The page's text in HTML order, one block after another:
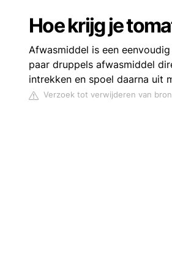
Hoe krijg je
Afwasmiddel is een
paar druppels afwasmiddel
intrekken en spoel daarna uit
Verzoek tot verwijderen van bron